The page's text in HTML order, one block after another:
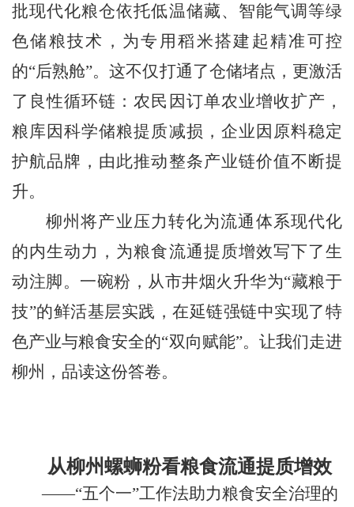
批现代化粮仓依托低温储藏、智能气调等绿
色储粮技术，为专用稻米搭建起精准可控
的“后熟舱”。这不仅打通了仓储堵点，更激活
了良性循环链：农民因订单农业增收扩产，
粮库因科学储粮提质减损，企业因原料稳定
护航品牌，由此推动整条产业链价值不断提
升。
柳州将产业压力转化为流通体系现代化
的内生动力，为粮食流通提质增效写下了生
动注脚。一碗粉，从市井烟火升华为“藏粮于
技”的鲜活基层实践，在延链强链中实现了特
色产业与粮食安全的“双向赋能”。让我们走进
柳州，品读这份答卷。
从柳州螺蛳粉看粮食流通提质增效
——“五个一”工作法助力粮食安全治理的